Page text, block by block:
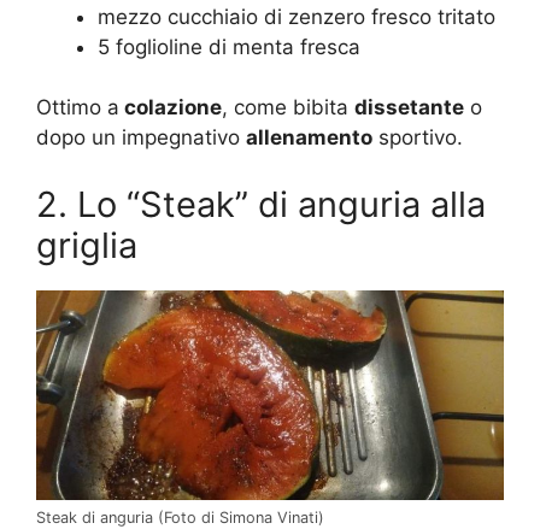
mezzo cucchiaio di zenzero fresco tritato
5 foglioline di menta fresca
Ottimo a colazione, come bibita dissetante o
dopo un impegnativo allenamento sportivo.
2. Lo “Steak” di anguria alla
griglia
Steak di anguria (Foto di Simona Vinati)